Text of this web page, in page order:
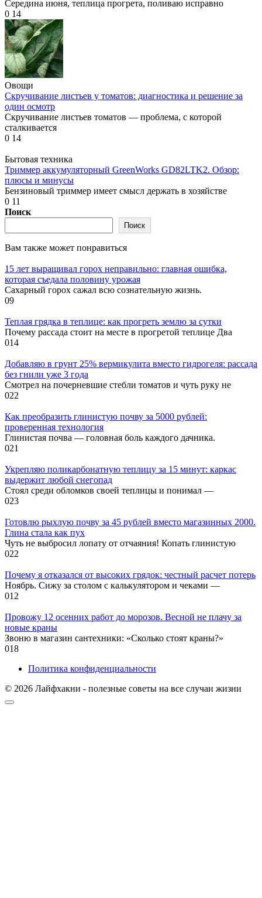
Середина июня, теплица прогрета, поливаю исправно
0 14
Овощи
Скручивание листьев у томатов: диагностика и решение за
один осмотр
Скручивание листьев томатов — проблема, с которой
сталкивается
0 14
Бытовая техника
Триммер аккумуляторный GreenWorks GD82LTK2. Обзор:
плюсы и минусы
Бензиновый триммер имеет смысл держать в хозяйстве
0 11
Поиск
Поиск
Вам также может понравиться
15 лет выращивал горох неправильно: главная ошибка,
которая съедала половину урожая
Сахарный горох сажал всю сознательную жизнь.
09
Теплая грядка в теплице: как прогреть землю за сутки
Почему рассада стоит на месте в прогретой теплице Два
014
Добавляю в грунт 25% вермикулита вместо гидрогеля: рассада
без гнили уже 3 года
Смотрел на почерневшие стебли томатов и чуть руку не
022
Как преобразить глинистую почву за 5000 рублей:
проверенная технология
Глинистая почва — головная боль каждого дачника.
021
Укрепляю поликарбонатную теплицу за 15 минут: каркас
выдержит любой снегопад
Стоял среди обломков своей теплицы и понимал —
023
Готовлю рыхлую почву за 45 рублей вместо магазинных 2000.
Глина стала как пух
Чуть не выбросил лопату от отчаяния! Копать глинистую
022
Почему я отказался от высоких грядок: честный расчет потерь
Ноябрь. Сижу за столом с калькулятором и чеками —
012
Провожу 12 осенних работ до морозов. Весной не плачу за
новые краны
Звоню в магазин сантехники: «Сколько стоят краны?»
018
Политика конфиденциальности
© 2026 Лайфхакни - полезные советы на все случаи жизни